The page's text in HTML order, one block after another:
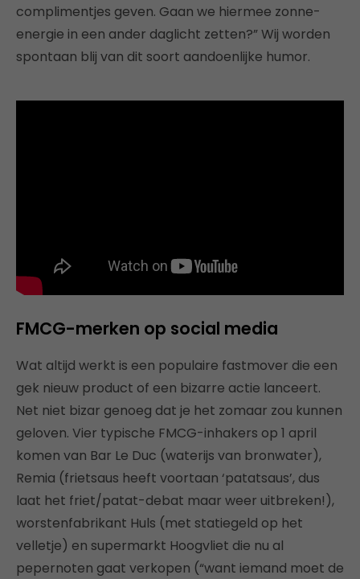
complimentjes geven. Gaan we hiermee zonne-
energie in een ander daglicht zetten?” Wij worden
spontaan blij van dit soort aandoenlijke humor.
FMCG-merken op social media
Wat altijd werkt is een populaire fastmover die een
gek nieuw product of een bizarre actie lanceert.
Net niet bizar genoeg dat je het zomaar zou kunnen
geloven. Vier typische FMCG-inhakers op 1 april
komen van Bar Le Duc (waterijs van bronwater),
Remia (frietsaus heeft voortaan ‘patatsaus’, dus
laat het friet/patat-debat maar weer uitbreken!),
worstenfabrikant Huls (met statiegeld op het
velletje) en supermarkt Hoogvliet die nu al
pepernoten gaat verkopen (“want iemand moet de